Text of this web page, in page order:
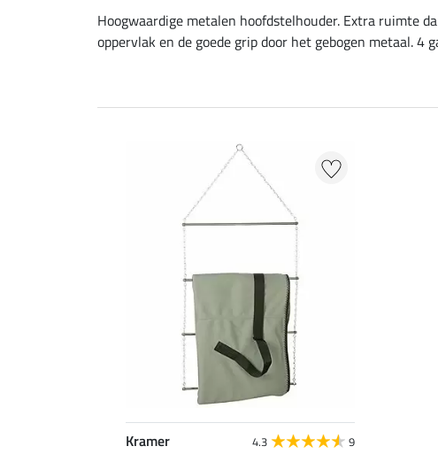
Hoogwaardige metalen hoofdstelhouder. Extra ruimte
oppervlak en de goede grip door het gebogen metaal. 4
Kramer 4.3 9